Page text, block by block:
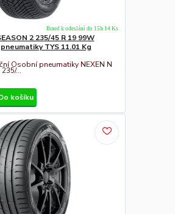
2 235/45 R 19 99W
TYS 11.01 Kg
Osobní pneumatiky NEXEN N
...
Ihned k odeslání do 15h 14 Ks
košíku